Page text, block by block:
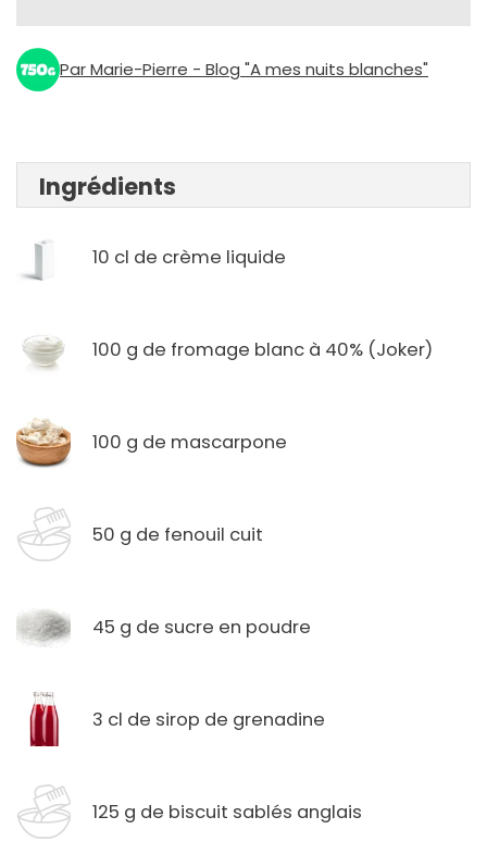
Par Marie-Pierre - Blog "A mes nuits blanches"
Ingrédients
10 cl de crème liquide
100 g de fromage blanc à 40% (Joker)
100 g de mascarpone
50 g de fenouil cuit
45 g de sucre en poudre
3 cl de sirop de grenadine
125 g de biscuit sablés anglais